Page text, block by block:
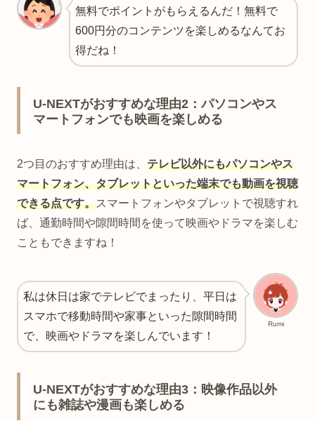
無料でポイントがもらえるんだ！無料で
600円分のコンテンツを楽しめるなんてお
得だね！
U-NEXTがおすすめな理由2：パソコンやス
マートフォンでも映画を楽しめる
2つ目のおすすめ理由は、 テレビ以外にもパソコンやス
マートフォン、タブレットといった端末でも動画を視聴
できる点です。スマートフォンやタブレットで視聴すれ
ば、通勤時間や隙間時間を使って映画やドラマを楽しむ
こともできますね！
Rumi
私は休日は家でテレビでまったり、平日は
スマホで移動時間や家事といった隙間時間
で、映画やドラマを楽しんでいます！
U-NEXTがおすすめな理由3：映像作品以外
にも雑誌や漫画も楽しめる